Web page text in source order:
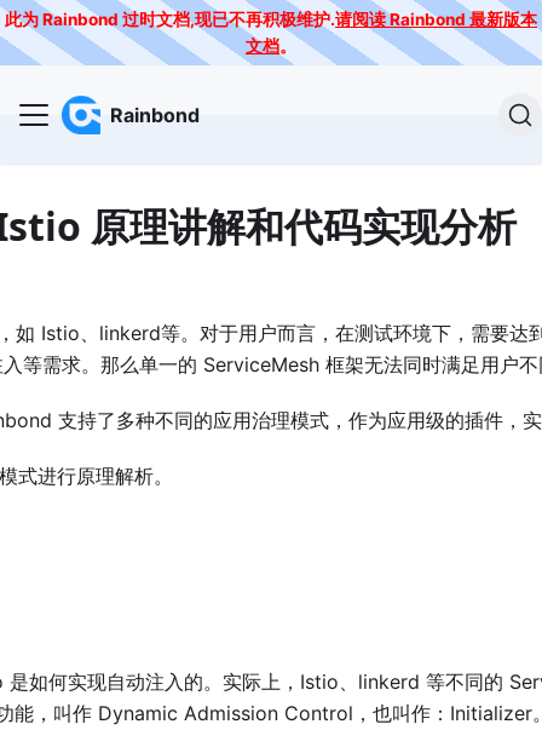
此为 Rainbond 过时文档,现已不再积极维护.请阅读 Rainbond 最新版本
文档。
Rainbond
原理讲解和代码实现分析
如 Istio、linkerd等。对于用户而言，在测试环境下，需要达
等需求。那么单一的 ServiceMesh 框架无法同时满足用户
支持了多种不同的应用治理模式，作为应用级的插件，
进行原理解析。
如何实现自动注入的。实际上，Istio、linkerd 等不同的
能，叫作 Dynamic Admission Control，也叫作：Initializer